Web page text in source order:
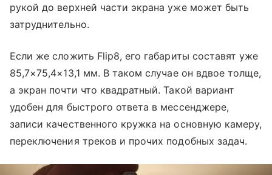
рукой до верхней части экрана уже может быть
затруднительно.
Если же сложить Flip8, его габариты составят уже
85,7×75,4×13,1 мм. В таком случае он вдвое толще,
а экран почти что квадратный. Такой вариант
удобен для быстрого ответа в мессенджере,
записи качественного кружка на основную камеру,
переключения треков и прочих подобных задач.